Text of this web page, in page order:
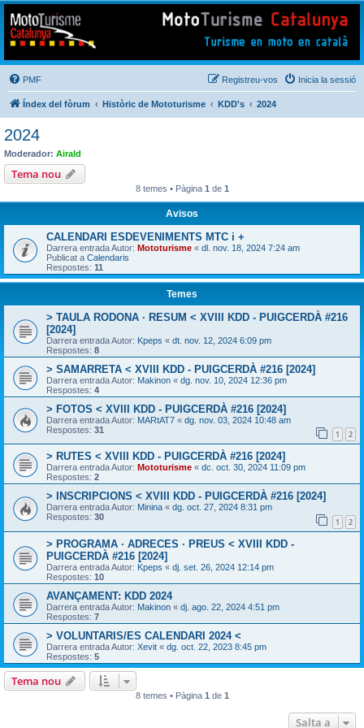
Mototurisme
Turisme en moto en català
PMF Inicia la sessió
Registreu-vos
Índex del fòrum Històric de Mototurisme KDD's 2024
2024
Moderador: Airald
Tema nou
8 temes • Pàgina 1 de 1
Avisos
CALENDARI ESDEVENIMENTS MTC i +
Darrera entrada Autor: Mototurisme « dl. nov. 18, 2024 7:24 am
Publicat a Calendaris
Respostes: 11
Temes
> TAULA RODONA · RESUM < XVIII KDD - PUIGCERDÀ #216
[2024]
Darrera entrada Autor: Kpeps « dt. nov. 12, 2024 6:09 pm
Respostes: 8
> SAMARRETA < XVIII KDD - PUIGCERDÀ #216 [2024]
Darrera entrada Autor: Makinon « dg. nov. 10, 2024 12:36 pm
Respostes: 4
> FOTOS < XVIII KDD - PUIGCERDÀ #216 [2024]
Darrera entrada Autor: MARtAT7 « dg. nov. 03, 2024 10:48 am
Respostes: 31 1 2
> RUTES < XVIII KDD - PUIGCERDÀ #216 [2024]
Darrera entrada Autor: Mototurisme « dc. oct. 30, 2024 11:09 pm
Respostes: 2
> INSCRIPCIONS < XVIII KDD - PUIGCERDÀ #216 [2024]
Darrera entrada Autor: Minina « dg. oct. 27, 2024 8:31 pm
Respostes: 30 1 2
> PROGRAMA · ADRECES · PREUS < XVIII KDD -
PUIGCERDÀ #216 [2024]
Darrera entrada Autor: Kpeps « dj. set. 26, 2024 12:14 pm
Respostes: 10
AVANÇAMENT: KDD 2024
Darrera entrada Autor: Makinon « dj. ago. 22, 2024 4:51 pm
Respostes: 7
> VOLUNTARIS/ES CALENDARI 2024 <
Darrera entrada Autor: Xevit « dg. oct. 22, 2023 8:45 pm
Respostes: 5
Tema nou
8 temes • Pàgina 1 de 1
Salta a